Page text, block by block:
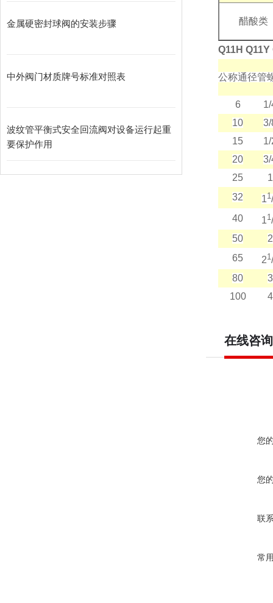
金属硬密封球阀的安装步骤
中外阀门材质牌号标准对照表
波纹管平衡式安全回流阀对设备运行起重
要保护作用
醋酸类
Q11H
公称通径管
6
10
15
20
25
32
11
40
11
50
65
21
80
100
在线咨询
您
您
联
常